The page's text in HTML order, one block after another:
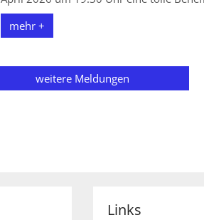
mehr +
weitere Meldungen
Links